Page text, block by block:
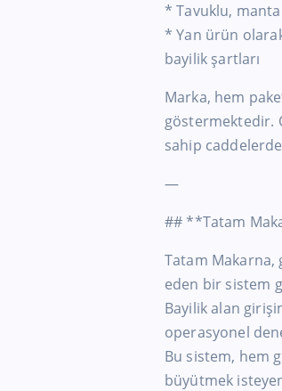
* Tavuklu,
* Yan ürün
bayilik şartları
Marka, hem
göstermektedir.
sahip
—
## **Tatam
Tatam Makarna,
eden bir sistem
Bayilik alan
operasyonel
Bu sistem, hem
büyütmek